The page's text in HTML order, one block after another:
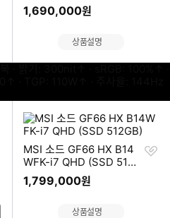
1,690,000원
상품설명
MSI 소드 GF66 HX B14
WFK-i7 QHD (SSD 512G
B)
1,799,000원
찜
상품설명